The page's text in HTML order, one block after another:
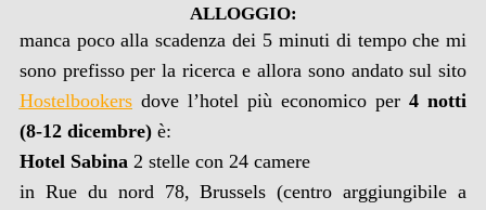
ALLOGGIO:
manca poco alla scadenza dei 5 minuti di tempo che mi
sono prefisso per la ricerca e allora sono andato sul sito
Hostelbookersdove l’hotel più economico per4 notti
(8-12 dicembre)è:
Hotel Sabina 2 stelle con 24 camere
in Rue du nord 78, Brussels (centro arggiungibile a